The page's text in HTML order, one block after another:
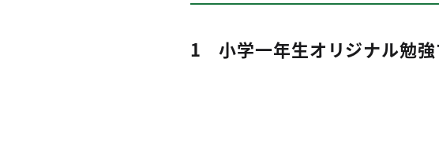
1 小学一年生オリジナル勉強